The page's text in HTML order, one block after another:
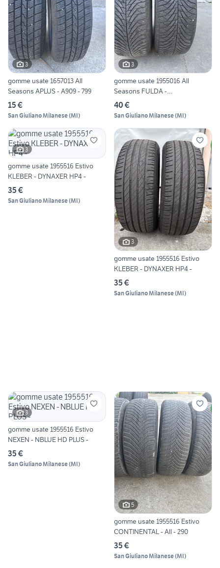
3
gomme usate 1657013 All
Seasons APLUS - A909 - 799
15 €
San Giuliano Milanese(MI)
3
gomme usate 1955016 All
Seasons FULDA -
ECOCONTROL
40 €
San Giuliano Milanese(MI)
3
gomme usate 1955516 Estivo
KLEBER - DYNAXER HP4 -
35 €
San Giuliano Milanese(MI)
3
gomme usate 1955516 Estivo
KLEBER - DYNAXER HP4 -
35 €
San Giuliano Milanese(MI)
3
gomme usate 1955516 Estivo
NEXEN - NBLUE HD PLUS -
35 €
San Giuliano Milanese(MI)
5
gomme usate 1955516 Estivo
CONTINENTAL - All - 290
35 €
San Giuliano Milanese(MI)